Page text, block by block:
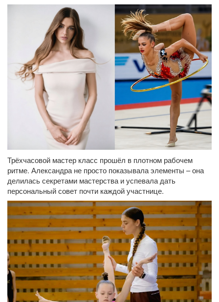
Трёхчасовой мастер класс прошёл в плотном рабочем
ритме. Александра не просто показывала элементы – она
делилась секретами мастерства и успевала дать
персональный совет почти каждой участнице.